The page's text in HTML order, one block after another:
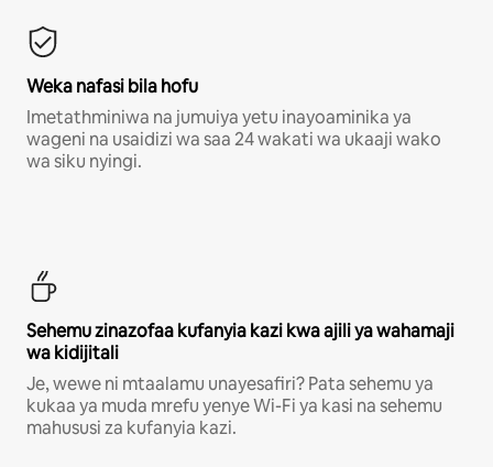
Weka nafasi bila hofu
Imetathminiwa na jumuiya yetu inayoaminika ya
wageni na usaidizi wa saa 24 wakati wa ukaaji wako
wa siku nyingi.
Sehemu zinazofaa kufanyia kazi kwa ajili ya wahamaji
wa kidijitali
Je, wewe ni mtaalamu unayesafiri? Pata sehemu ya
kukaa ya muda mrefu yenye Wi-Fi ya kasi na sehemu
mahususi za kufanyia kazi.